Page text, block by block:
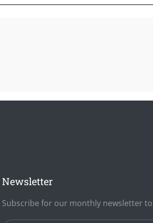
Newsletter
Subscribe for our monthly newsletter